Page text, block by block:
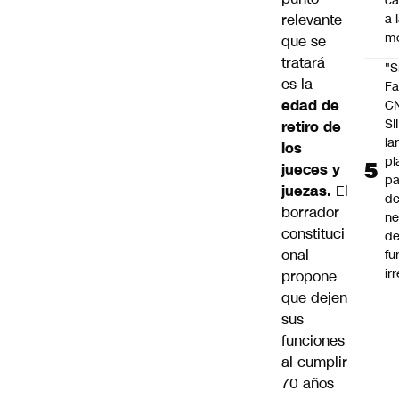
relevante
que se
tratará
es la
edad de
retiro de
los
jueces y
juezas. El
borrador
constituci
onal
propone
que dejen
sus
funciones
al cumplir
70 años
a
SII
de